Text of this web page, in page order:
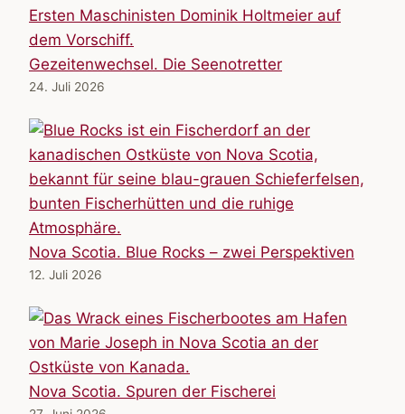
Gezeitenwechsel. Die Seenotretter
24. Juli 2026
Nova Scotia. Blue Rocks – zwei Perspektiven
12. Juli 2026
Nova Scotia. Spuren der Fischerei